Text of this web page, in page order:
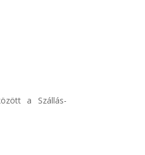
a Szállás-